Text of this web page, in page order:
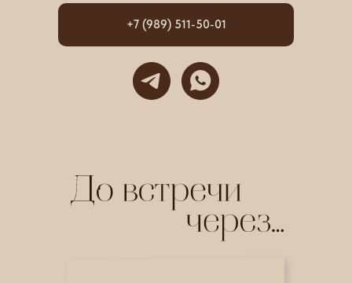
+7 (989) 511-50-01